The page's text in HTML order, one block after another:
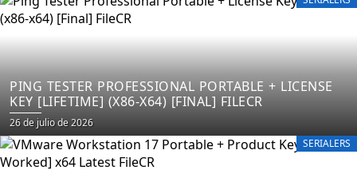
PING TESTER PROFESSIONAL PORTABLE + LICENSE
KEY [LIFETIME] (X86-X64) [FINAL] FILECR
26 de julio de 2026
SERIALERS